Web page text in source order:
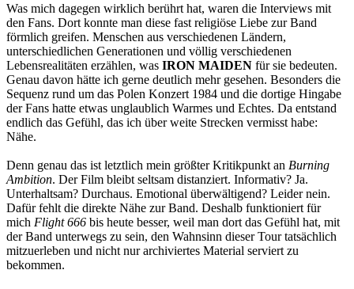
Was mich dagegen wirklich berührt hat, waren die Interviews mit
den Fans. Dort konnte man diese fast religiöse Liebe zur Band
förmlich greifen. Menschen aus verschiedenen Ländern,
unterschiedlichen Generationen und völlig verschiedenen
Lebensrealitäten erzählen, was IRON MAIDEN für sie bedeuten.
Genau davon hätte ich gerne deutlich mehr gesehen. Besonders die
Sequenz rund um das Polen Konzert 1984 und die dortige Hingabe
der Fans hatte etwas unglaublich Warmes und Echtes. Da entstand
endlich das Gefühl, das ich über weite Strecken vermisst habe:
Nähe.
Denn genau das ist letztlich mein größter Kritikpunkt an Burning
Ambition. Der Film bleibt seltsam distanziert. Informativ? Ja.
Unterhaltsam? Durchaus. Emotional überwältigend? Leider nein.
Dafür fehlt die direkte Nähe zur Band. Deshalb funktioniert für
mich Flight 666 bis heute besser, weil man dort das Gefühl hat, mit
der Band unterwegs zu sein, den Wahnsinn dieser Tour tatsächlich
mitzuerleben und nicht nur archiviertes Material serviert zu
bekommen.